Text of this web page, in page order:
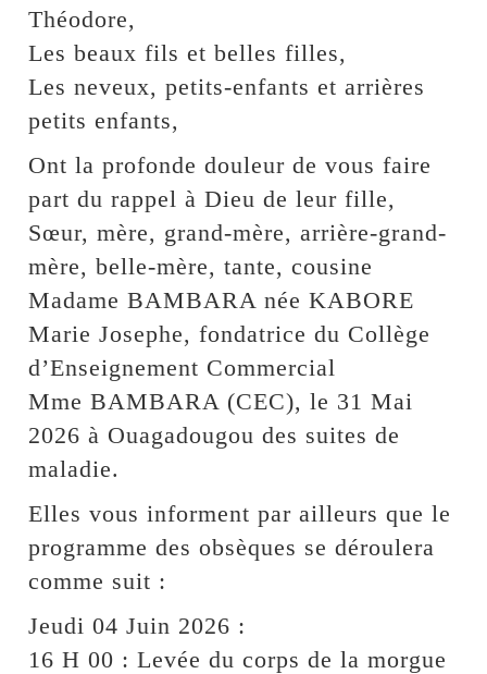
Théodore,
Les beaux fils et belles filles,
Les neveux, petits-enfants et arrières
petits enfants,
Ont la profonde douleur de vous faire
part du rappel à Dieu de leur fille,
Sœur, mère, grand-mère, arrière-grand-
mère, belle-mère, tante, cousine
Madame BAMBARA née KABORE
Marie Josephe, fondatrice du Collège
d’Enseignement Commercial
Mme BAMBARA (CEC), le 31 Mai
2026 à Ouagadougou des suites de
maladie.
Elles vous informent par ailleurs que le
programme des obsèques se déroulera
comme suit :
Jeudi 04 Juin 2026 :
16 H 00 : Levée du corps de la morgue